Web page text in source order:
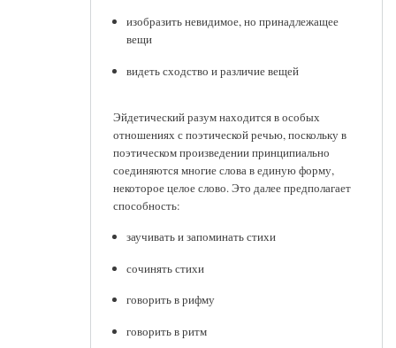
изобразить невидимое, но принадлежащее
вещи
видеть сходство и различие вещей
Эйдетический разум находится в особых
отношениях с поэтической речью, поскольку в
поэтическом произведении принципиально
соединяются многие слова в единую форму,
некоторое целое слово. Это далее предполагает
способность:
заучивать и запоминать стихи
сочинять стихи
говорить в рифму
говорить в ритм